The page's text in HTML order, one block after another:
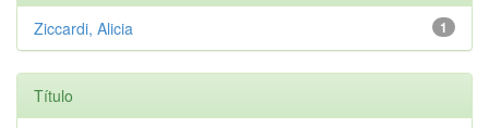
1
Ziccardi, Alicia
Título